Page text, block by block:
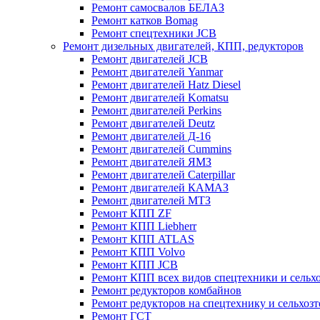
Ремонт самосвалов БЕЛАЗ
Ремонт катков Bomag
Ремонт спецтехники JCB
Ремонт дизельных двигателей, КПП, редукторов
Ремонт двигателей JCB
Ремонт двигателей Yanmar
Ремонт двигателей Hatz Diesel
Ремонт двигателей Komatsu
Ремонт двигателей Perkins
Ремонт двигателей Deutz
Ремонт двигателей Д-16
Ремонт двигателей Cummins
Ремонт двигателей ЯМЗ
Ремонт двигателей Caterpillar
Ремонт двигателей КАМАЗ
Ремонт двигателей МТЗ
Ремонт КПП ZF
Ремонт КПП Liebherr
Ремонт КПП ATLAS
Ремонт КПП Volvo
Ремонт КПП JСB
Ремонт КПП всех видов спецтехники и
Ремонт редукторов комбайнов
Ремонт редукторов на спецтехнику и
Ремонт ГСТ